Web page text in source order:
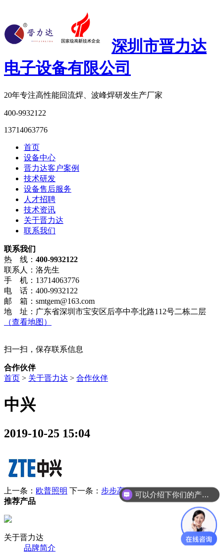
深圳市晋力达
电子设备有限公司
20年专注高性能回流焊、波峰焊研发生产厂家
400-9932122
13714063776
首页
设备中心
晋力达客户案例
技术研发
设备售后服务
人才招聘
技术资讯
关于晋力达
联系我们
联系我们
热 线： 400-9932122
联系人：洛先生
手 机：13714063776
电 话：400-9932122
邮 箱：smtgem@163.com
地 址：广东省深圳市宝安区后亭中亭北路112号二栋二层
（查看地图）
扫一扫，保存联系信息
合作伙伴
首页 > 关于晋力达 > 合作伙伴
中兴
2019-10-25 15:04
上一条： 欧普照明 下一条： 步步高
推荐产品
关于晋力达
品牌简介
可以介绍下你们的产品么？